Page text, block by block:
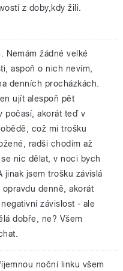
z doby,kdy žili.
Nemám žádné velké
aspoň o nich nevím,
denních procházkách.
ujít alespoň pět
počasí, akorát teď v
což mi trošku
radši chodím až
nic dělat, v noci bych
jinak jsem trošku závislá
denně, akorát
závislost - ale
dobře, ne? Všem
noční linku všem